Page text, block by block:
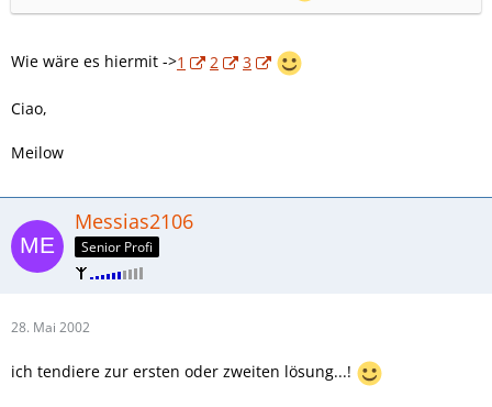
Wie wäre es hiermit ->1 2 3
Ciao,
Meilow
Messias2106
Senior Profi
28. Mai 2002
ich tendiere zur ersten oder zweiten lösung...!